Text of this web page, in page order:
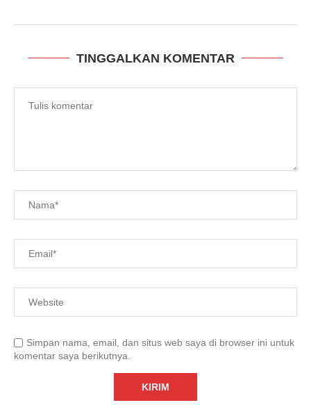
TINGGALKAN KOMENTAR
Simpan nama, email, dan situs web saya di browser ini untuk
komentar saya berikutnya.